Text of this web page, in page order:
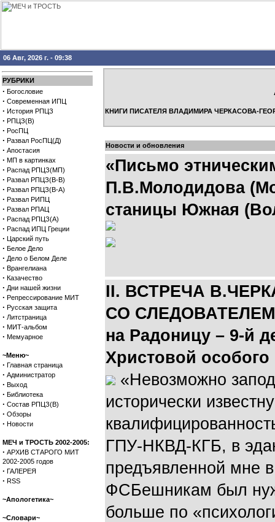
06 Авг, 2026 г. - 09:38
РУБРИКИ
· Богословие
· Современная ИПЦ
· История РПЦЗ
· РПЦЗ(В)
· РосПЦ
· Развал РосПЦ(Д)
· Апостасия
· МП в картинках
· Распад РПЦЗ(МП)
· Развал РПЦЗ(В-В)
· Развал РПЦЗ(В-А)
· Развал РИПЦ
· Развал РПАЦ
· Распад РПЦЗ(А)
· Распад ИПЦ Греции
· Царский путь
· Белое Дело
· Дело о Белом Деле
· Врангелиана
· Казачество
· Дни нашей жизни
· Репрессирование МИТ
· Русская защита
· Литстраница
· МИТ-альбом
· Мемуарное
~Меню~
· Главная страница
· Администратор
· Выход
· Библиотека
· Состав РПЦЗ(В)
· Обзоры
· Новости
МЕЧ и ТРОСТЬ 2002-2005:
· АРХИВ СТАРОГО МИТ
2002-2005 годов
· ГАЛЕРЕЯ
· RSS
~Апологетика~
~Словари~
КНИГИ ПИСАТЕЛЯ ВЛАДИМИРА ЧЕРКАСОВА-
Новости и обновления
«Письмо
П.В.Молодидова
станицы Южная
II. ВСТРЕЧА
СО СЛЕДОВАТЕЛЕМ
на Радоницу – 9-й
Христовой
«Невозможно
исторически
ГПУ-НКВД-КГБ, в
предъявленной мне
ФСБешникам был
больше по